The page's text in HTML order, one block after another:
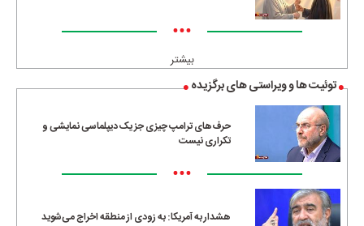
•••
بیشتر
توئیت ها و ویراستی های برگزیده
حرف‌های ترامپ چیزی جز یک دیپلماسی نمایشی و
تکراری نیست
•••
هشدار به آمریکا: به زودی از منطقه اخراج می‌شوید